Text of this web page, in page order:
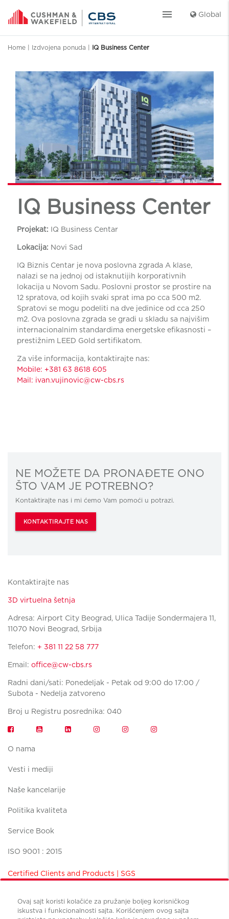
menu Global
Home Izdvojena ponuda IQ Business Center
IQ Business Center
Projekat: IQ Business Centar
Lokacija: Novi Sad
IQ Biznis Centar je nova poslovna zgrada A klase,
nalazi se na jednoj od istaknutijih korporativnih
lokacija u Novom Sadu. Poslovni prostor se prostire na
12 spratova, od kojih svaki sprat ima po cca 500 m2.
Spratovi se mogu podeliti na dve jedinice od cca 250
m2. Ova poslovna zgrada se gradi u skladu sa najvišim
internacionalnim standardima energetske efikasnosti –
prestižnim LEED Gold sertifikatom.
Za više informacija, kontaktirajte nas:
Mobile: +381 63 8618 605
Mail: ivan.vujinovic@cw-cbs.rs
Ovaj sajt koristi kolačiće za pružanje boljeg korisničkog
iskustva i funkcionalnosti sajta. Korišćenjem ovog sajta
NE MOŽETE DA PRONAĐETE ONO
ŠTO VAM JE POTREBNO?
Kontaktirajte nas i mi ćemo Vam pomoći u potrazi.
KONTAKTIRAJTE NAS
Kontaktirajte nas
3D virtuelna šetnja
Adresa: Airport City Beograd, Ulica Tadije Sondermajera 11,
11070 Novi Beograd, Srbija
Telefon: + 381 11 22 58 777
Email: office@cw-cbs.rs
Radni dani/sati: Ponedeljak - Petak od 9:00 do 17:00 /
Subota - Nedelja zatvoreno
Broj u Registru posrednika: 040
O nama
Vesti i mediji
Naše kancelarije
Politika kvaliteta
Service Book
ISO 9001 : 2015
Certified Clients and Products | SGS